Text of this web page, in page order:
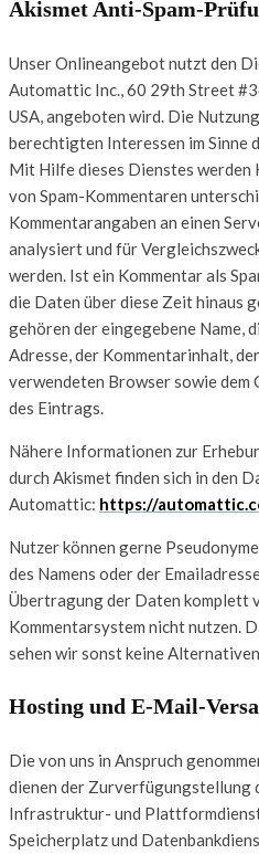
Akismet Anti-Spam-
Unser Onlineangebot nutzt den
Automattic Inc., 60 29th Street
USA, angeboten wird. Die
berechtigten Interessen im Sinne
Mit Hilfe dieses Dienstes werden
von Spam-Kommentaren
Kommentarangaben an einen
analysiert und für
werden. Ist ein Kommentar als
die Daten über diese Zeit hinaus
gehören der eingegebene Name,
Adresse, der Kommentarinhalt,
verwendeten Browser sowie dem
des Eintrags.
Nähere Informationen zur
durch Akismet finden sich in den
Automattic: https://
Nutzer können gerne
des Namens oder der
Übertragung der Daten komplett
Kommentarsystem nicht nutzen.
sehen wir sonst keine
Hosting und E-Mail-
Die von uns in Anspruch
dienen der Zurverfügungstellung
Infrastruktur- und
Speicherplatz und